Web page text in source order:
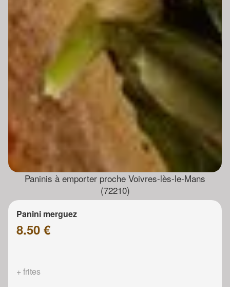
Paninis à emporter proche Voivres-lès-le-Mans
(72210)
Panini merguez
8.50 €
+ frites